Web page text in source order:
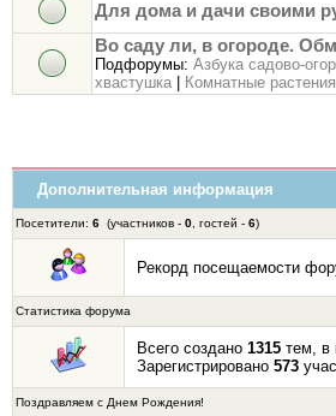
Для дома и дачи своими
Во саду ли, в огороде.
Подфорумы: Азбука садово-
хвастушка
Комнатные растения
Дополнительная информация
Посетители: 6 (участников - 0, гостей - 6)
Рекорд посещаемости
Статистика форума
Всего создано 1315 тем, в
Зарегистрировано 573
Поздравляем с Днем Рождения!